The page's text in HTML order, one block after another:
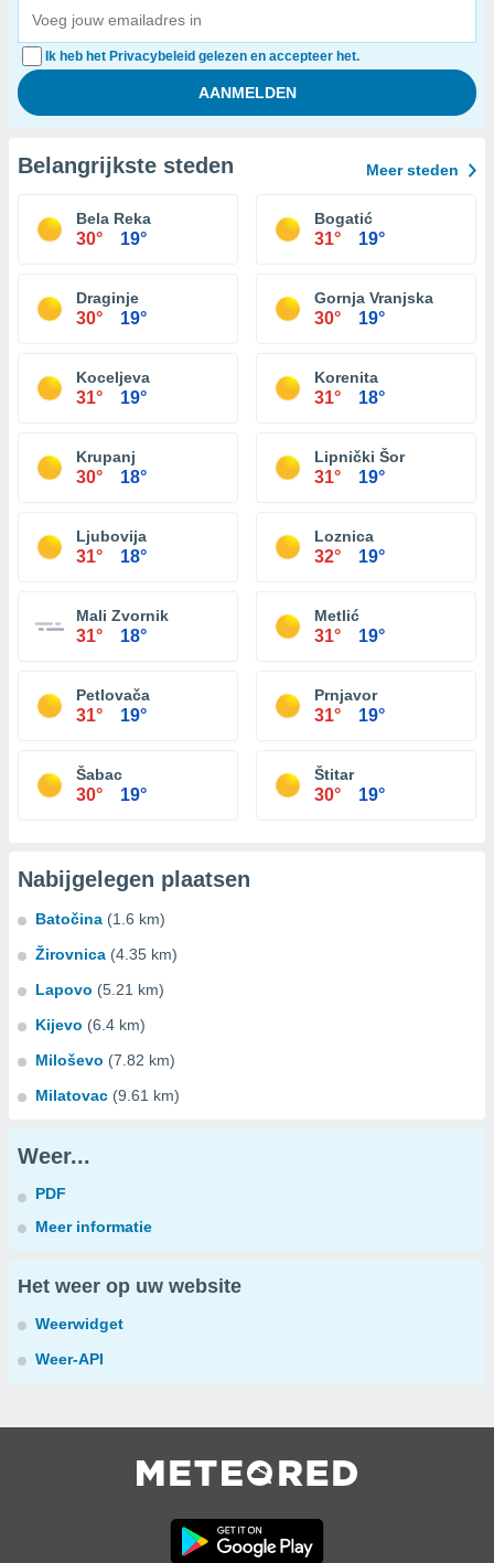
Ik heb het Privacybeleid gelezen en accepteer het.
Belangrijkste steden Meer steden
Bela Reka
30° 19°
Bogatić
31° 19°
Draginje
30° 19°
Gornja Vranjska
30° 19°
Koceljeva
31° 19°
Korenita
31° 18°
Krupanj
30° 18°
Lipnički Šor
31° 19°
Ljubovija
31° 18°
Loznica
32° 19°
Mali Zvornik
31° 18°
Metlić
31° 19°
Petlovača
31° 19°
Prnjavor
31° 19°
Šabac
30° 19°
Štitar
30° 19°
Nabijgelegen plaatsen
Batočina (1.6 km)
Žirovnica (4.35 km)
Lapovo (5.21 km)
Kijevo (6.4 km)
Miloševo (7.82 km)
Milatovac (9.61 km)
Weer...
PDF
Meer informatie
Het weer op uw website
Weerwidget
Weer-API